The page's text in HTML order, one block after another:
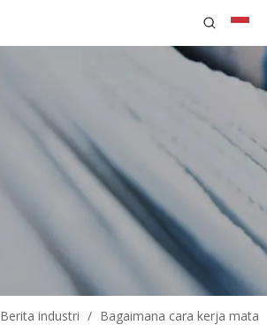
Berita industri / Bagaimana cara kerja mata